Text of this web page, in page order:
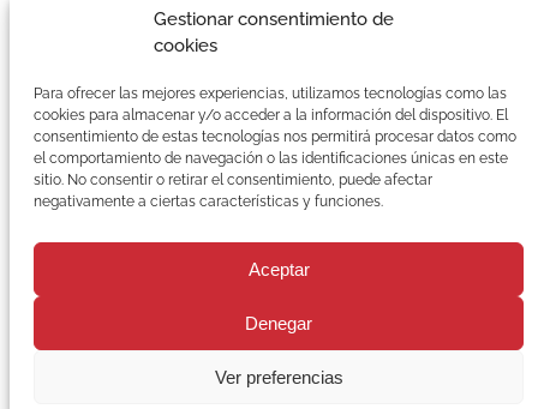
Gestionar consentimiento de
cookies
Para ofrecer las mejores experiencias, utilizamos tecnologías como las
cookies para almacenar y/o acceder a la información del dispositivo. El
consentimiento de estas tecnologías nos permitirá procesar datos como
el comportamiento de navegación o las identificaciones únicas en este
sitio. No consentir o retirar el consentimiento, puede afectar
negativamente a ciertas características y funciones.
Aceptar
Denegar
Ver preferencias
Galardonada con el certificado CIEGE a la Gestión
Suscríbete a nuestra Newsletter
C
o
r
e
e
e
Política de privacidad
Condiciones generales de ventaPolítica de cookies
Trabaja con nosotros